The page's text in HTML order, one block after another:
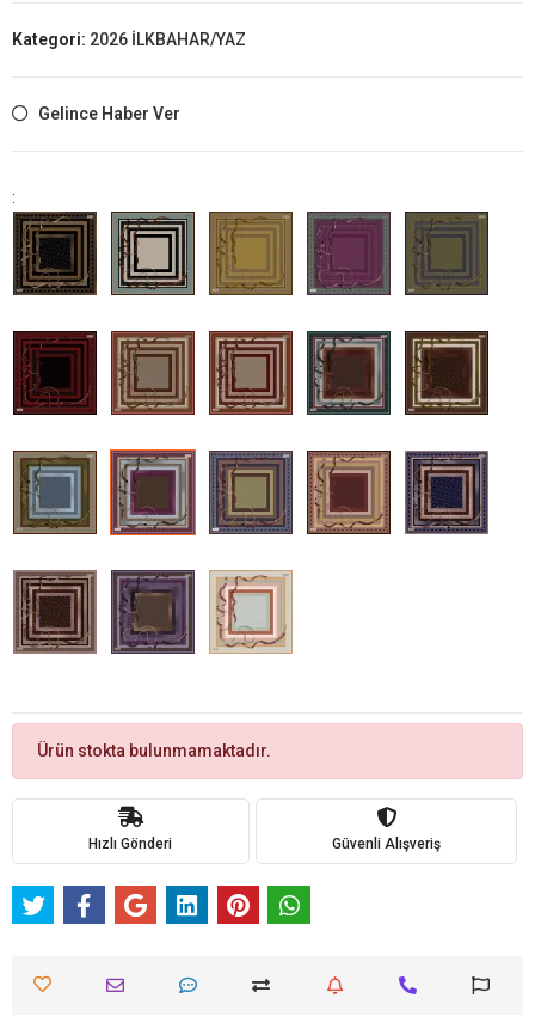
Kategori: 2026 İLKBAHAR/YAZ
Gelince Haber Ver
:
Ürün stokta bulunmamaktadır.
Hızlı Gönderi Güvenli Alışveriş